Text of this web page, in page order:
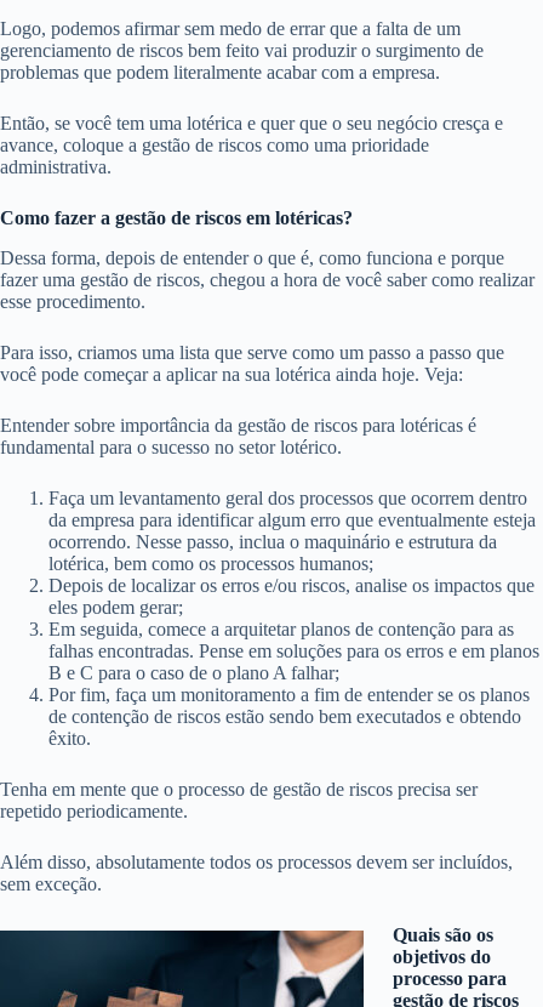
Logo, podemos afirmar sem medo de errar que a falta de um
gerenciamento de riscos bem feito vai produzir o surgimento de
problemas que podem literalmente acabar com a empresa.
Então, se você tem uma lotérica e quer que o seu negócio cresça e
avance, coloque a gestão de riscos como uma prioridade
administrativa.
Como fazer a gestão de riscos em lotéricas?
Dessa forma, depois de entender o que é, como funciona e porque
fazer uma gestão de riscos, chegou a hora de você saber como realizar
esse procedimento.
Para isso, criamos uma lista que serve como um passo a passo que
você pode começar a aplicar na sua lotérica ainda hoje. Veja:
Entender sobre importância da gestão de riscos para lotéricas é
fundamental para o sucesso no setor lotérico.
Faça um levantamento geral dos processos que ocorrem dentro
da empresa para identificar algum erro que eventualmente esteja
ocorrendo. Nesse passo, inclua o maquinário e estrutura da
lotérica, bem como os processos humanos;
Depois de localizar os erros e/ou riscos, analise os impactos que
eles podem gerar;
Em seguida, comece a arquitetar planos de contenção para as
falhas encontradas. Pense em soluções para os erros e em planos
B e C para o caso de o plano A falhar;
Por fim, faça um monitoramento a fim de entender se os planos
de contenção de riscos estão sendo bem executados e obtendo
êxito.
Tenha em mente que o processo de gestão de riscos precisa ser
repetido periodicamente.
Além disso, absolutamente todos os processos devem ser incluídos,
sem exceção.
Quais são os
objetivos do
processo para
gestão de riscos